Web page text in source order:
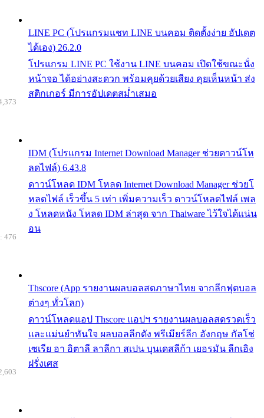
LINE PC (โปรแกรมแชท LINE บนคอม ติดตั้งง่าย อัปเดต
ได้เอง) 26.2.0
โปรแกรม LINE PC ใช้งาน LINE บนคอม เปิดใช้ขณะนั่ง
หน้าจอ ได้อย่างสะดวก พร้อมคุยด้วยเสียง คุยเห็นหน้า ส่ง
สติกเกอร์ มีการอัปเดตสม่ำเสมอ
IDM (โปรแกรม Internet Download Manager ช่วยดาวน์โห
ลดไฟล์) 6.43.8
ดาวน์โหลด IDM โหลด Internet Download Manager ช่วยโ
หลดไฟล์ เร็วขึ้น 5 เท่า เพิ่มความเร็ว ดาวน์โหลดไฟล์ เพล
ง โหลดหนัง โหลด IDM ล่าสุด จาก Thaiware ไว้ใจได้แน่น
อน
Thscore (App รายงานผลบอลสดภาษาไทย จากลีกฟุตบอล
ต่างๆ ทั่วโลก)
ดาวน์โหลดแอป Thscore แอปฯ รายงานผลบอลสดรวดเร็ว
และแม่นยำทันใจ ผลบอลลีกดัง พรีเมียร์ลีก อังกฤษ กัลโช่
เซเรีย อา อิตาลี ลาลีกา สเปน บุนเดสลีก้า เยอรมัน ลีกเอิง
ฝรั่งเศส
476